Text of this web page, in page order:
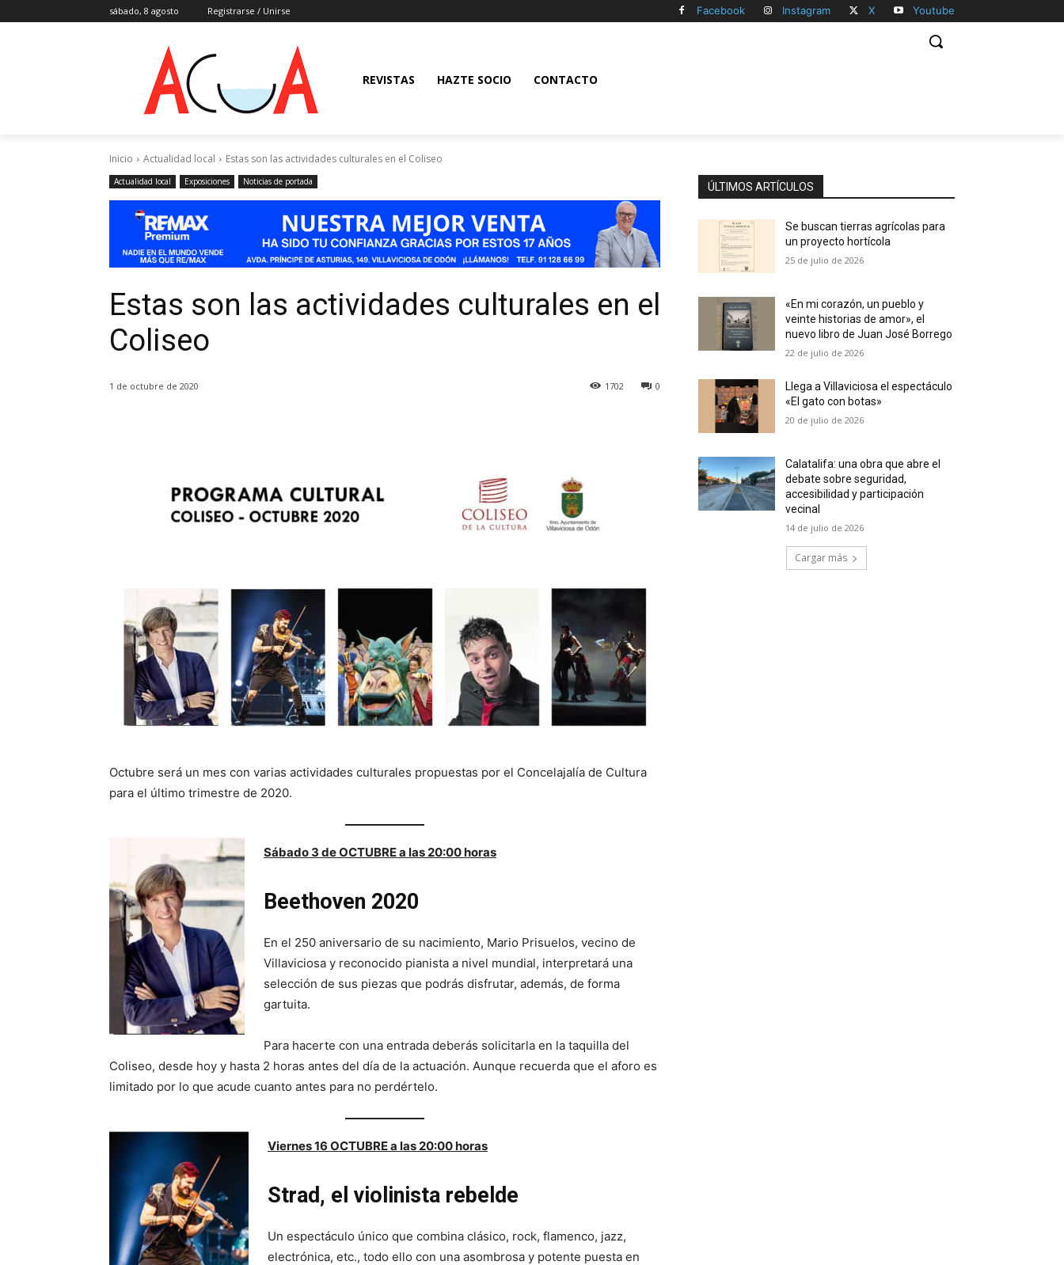
sábado, 8 agosto Registrarse / Unirse Facebook Instagram X Youtube
REVISTAS HAZTE SOCIO CONTACTO
Inicio Actualidad local Estas son las actividades culturales en el Coliseo
Actualidad local Exposiciones Noticias de portada
Estas son las actividades culturales en el
Coliseo
1 de octubre de 2020 0
1702
Octubre será un mes con varias actividades culturales propuestas por el Concelajalía de Cultura
para el último trimestre de 2020.
Sábado 3 de OCTUBRE a las 20:00 horas
Beethoven 2020
En el 250 aniversario de su nacimiento, Mario Prisuelos, vecino de
Villaviciosa y reconocido pianista a nivel mundial, interpretará una
selección de sus piezas que podrás disfrutar, además, de forma
gartuita.
Para hacerte con una entrada deberás solicitarla en la taquilla del
Coliseo, desde hoy y hasta 2 horas antes del día de la actuación. Aunque recuerda que el aforo es
limitado por lo que acude cuanto antes para no perdértelo.
Viernes 16 OCTUBRE a las 20:00 horas
Strad, el violinista rebelde
Un espectáculo único que combina clásico, rock, flamenco, jazz,
electrónica, etc., todo ello con una asombrosa y potente puesta en
ÚLTIMOS ARTÍCULOS
Se buscan tierras agrícolas para
un proyecto hortícola
25 de julio de 2026
«En mi corazón, un pueblo y
veinte historias de amor», el
nuevo libro de Juan José Borrego
22 de julio de 2026
Llega a Villaviciosa el espectáculo
«El gato con botas»
20 de julio de 2026
Calatalifa: una obra que abre el
debate sobre seguridad,
accesibilidad y participación
vecinal
14 de julio de 2026
Cargar más